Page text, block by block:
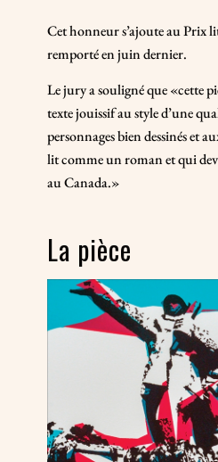
Cet honneur s’ajoute au Prix
remporté en juin dernier.
Le jury a souligné que «cette
texte jouissif au style d’une
personnages bien dessinés et
lit comme un roman et qui
au Canada.»
La pièce